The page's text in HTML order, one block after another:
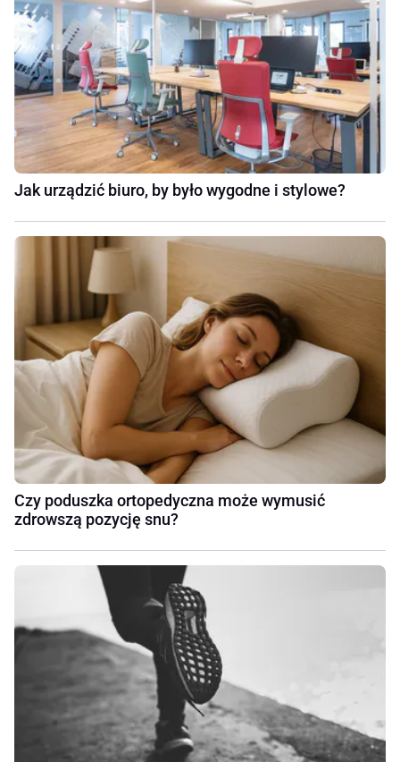
Jak urządzić biuro, by było wygodne i stylowe?
Czy poduszka ortopedyczna może wymusić
zdrowszą pozycję snu?